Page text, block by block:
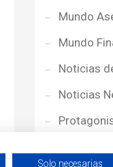
Mundo
Mundo
Noticias
Noticias
Solo necesarias